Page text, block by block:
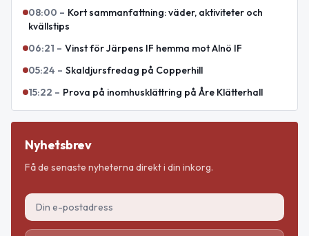
08:00 – Kort sammanfattning: väder, aktiviteter och
kvällstips
06:21 – Vinst för Järpens IF hemma mot Alnö IF
05:24 – Skaldjursfredag på Copperhill
15:22 – Prova på inomhusklättring på Åre Klätterhall
Nyhetsbrev
Få de senaste nyheterna direkt i din inkorg.